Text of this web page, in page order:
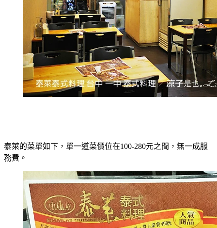
泰萊的菜單如下，單一道菜價位在100-280元之間，無一成服
務費。